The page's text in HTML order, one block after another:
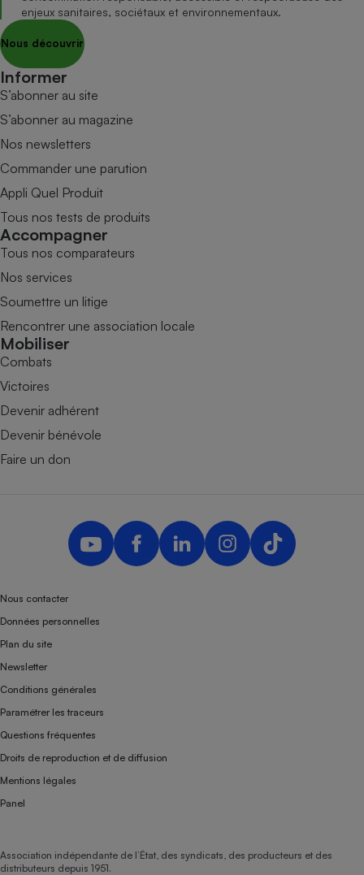
enjeux sanitaires, sociétaux et environnementaux.
Nous découvrir
Informer
S’abonner au site
S’abonner au magazine
Nos newsletters
Commander une parution
Appli Quel Produit
Tous nos tests de produits
Accompagner
Tous nos comparateurs
Nos services
Soumettre un litige
Rencontrer une association locale
Mobiliser
Combats
Victoires
Devenir adhérent
Devenir bénévole
Faire un don
Nous contacter
Données personnelles
Plan du site
Newsletter
Conditions générales
Paramétrer les traceurs
Questions fréquentes
Droits de reproduction et de diffusion
Mentions légales
Panel
Association indépendante de l’État, des syndicats, des producteurs et des
distributeurs depuis 1951.